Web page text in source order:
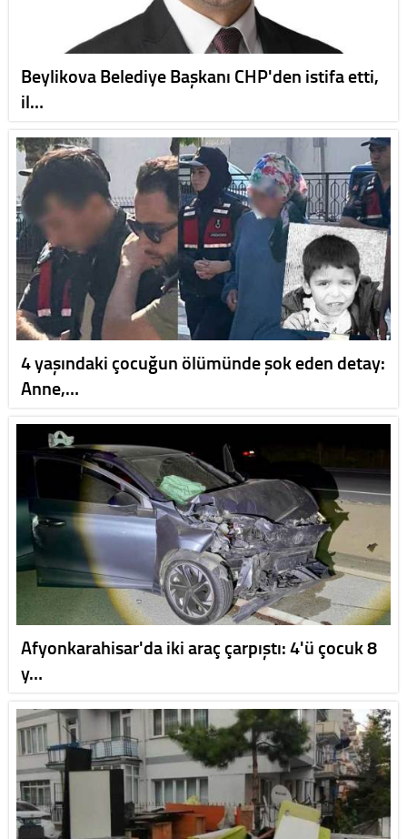
Beylikova Belediye Başkanı CHP'den istifa etti,
il…
4 yaşındaki çocuğun ölümünde şok eden detay:
Anne,…
Afyonkarahisar'da iki araç çarpıştı: 4'ü çocuk 8
y…